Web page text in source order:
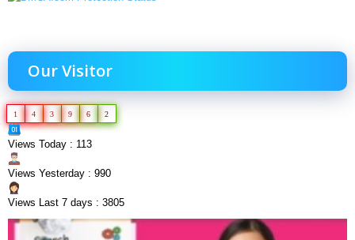
Our Visitor
1 4 3 9 6 2
Views Today : 113
Views Yesterday : 990
Views Last 7 days : 3805